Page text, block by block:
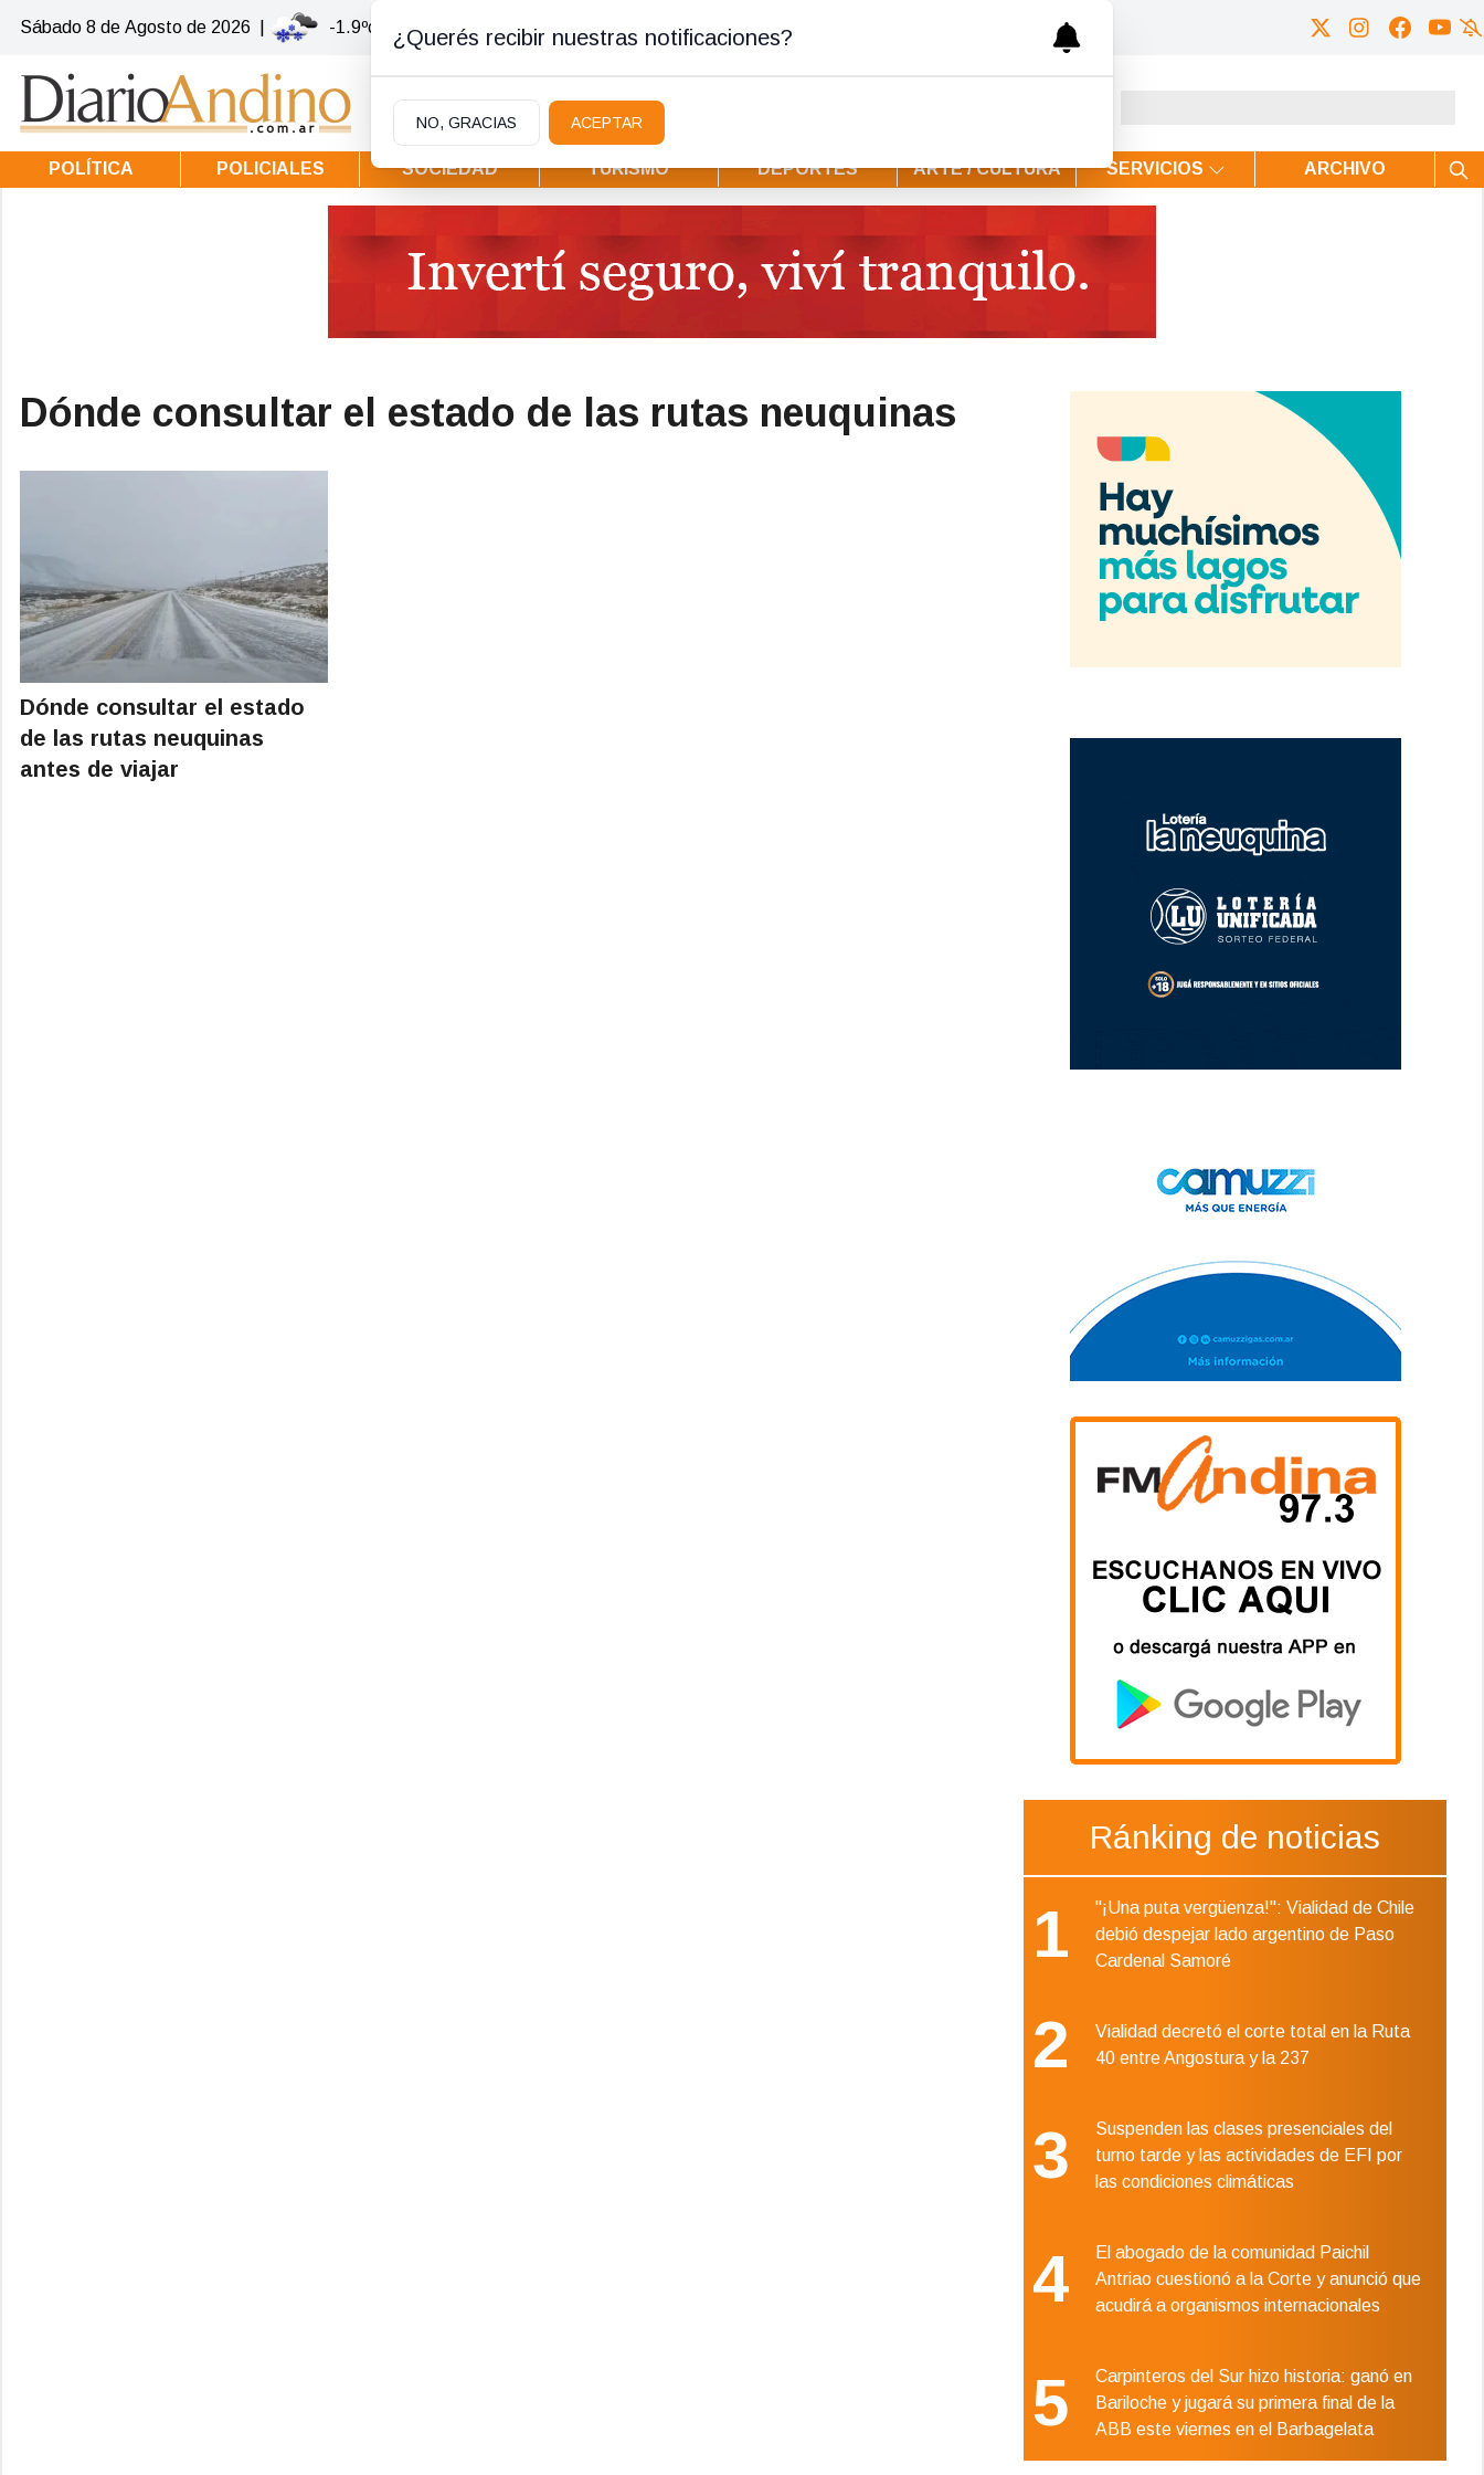
Sábado 8 de Agosto de 2026 -1.9ºc | Villa la Angostura
POLÍTICA POLICIALES SOCIEDAD TURISMO DEPORTES ARTE / CULTURA SERVICIOS ARCHIVO
Dónde consultar el estado de las rutas neuquinas
Dónde consultar el estado
de las rutas neuquinas
antes de viajar
Ránking de noticias
1
"¡Una puta vergüenza!": Vialidad de Chile
debió despejar lado argentino de Paso
Cardenal Samoré
2
Vialidad decretó el corte total en la Ruta
40 entre Angostura y la 237
3
Suspenden las clases presenciales del
turno tarde y las actividades de EFI por
las condiciones climáticas
4
El abogado de la comunidad Paichil
Antriao cuestionó a la Corte y anunció que
acudirá a organismos internacionales
5
Carpinteros del Sur hizo historia: ganó en
Bariloche y jugará su primera final de la
ABB este viernes en el Barbagelata
¿Querés recibir nuestras notificaciones?
NO, GRACIAS ACEPTAR